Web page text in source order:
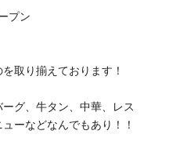
プン
取り揃えております！
グ、牛タン、中華、レス
ーなどなんでもあり！！